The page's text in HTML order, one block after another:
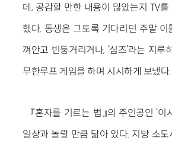
데, 공감할 만한 내용이 많았는지 TV
했다. 동생은 그토록 기다리던 주말 이
껴안고 빈둥거리거나, ‘심즈’라는 지루
무한루프 게임을 하며 시시하게 보냈다.
『혼자를 기르는 법』의 주인공인 ‘이
일상과 놀랄 만큼 닮아 있다. 지방 소도